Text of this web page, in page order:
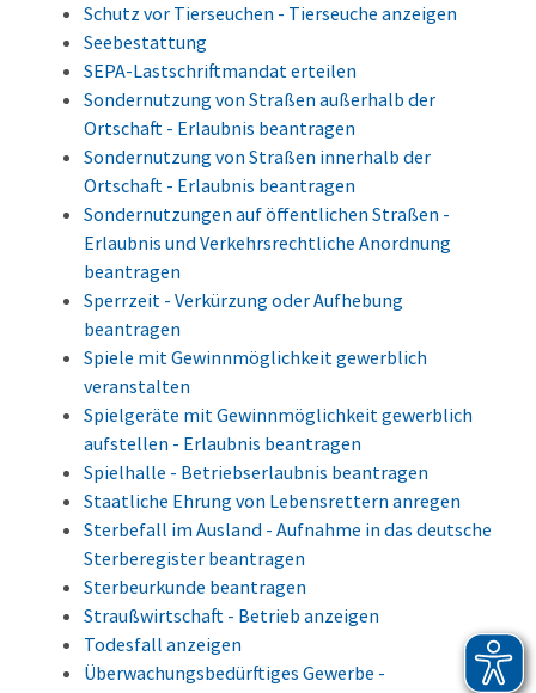
Schutz vor Tierseuchen - Tierseuche anzeigen
Seebestattung
SEPA-Lastschriftmandat erteilen
Sondernutzung von Straßen außerhalb der
Ortschaft - Erlaubnis beantragen
Sondernutzung von Straßen innerhalb der
Ortschaft - Erlaubnis beantragen
Sondernutzungen auf öffentlichen Straßen -
Erlaubnis und Verkehrsrechtliche Anordnung
beantragen
Sperrzeit - Verkürzung oder Aufhebung
beantragen
Spiele mit Gewinnmöglichkeit gewerblich
veranstalten
Spielgeräte mit Gewinnmöglichkeit gewerblich
aufstellen - Erlaubnis beantragen
Spielhalle - Betriebserlaubnis beantragen
Staatliche Ehrung von Lebensrettern anregen
Sterbefall im Ausland - Aufnahme in das deutsche
Sterberegister beantragen
Sterbeurkunde beantragen
Straußwirtschaft - Betrieb anzeigen
Todesfall anzeigen
Überwachungsbedürftiges Gewerbe -